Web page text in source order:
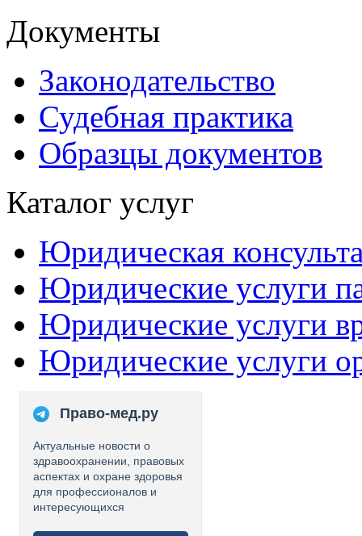
Документы
Законодательство
Судебная практика
Образцы документов
Каталог услуг
Юридическая
Юридические услуги
Юридические услуги
Юридические услуги
Право-мед.ру
Актуальные новости о
здравоохранении, правовых
аспектах и охране здоровья
для профессионалов и
интересующихся